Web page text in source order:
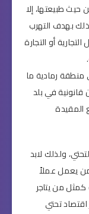
طبيعتها، إلا
بهدف التهرب
أو التجارة
.
منطقة رمادية ما
قانونية في بلد
المقيدة
ولذلك لابد
يعمل عملاً
كمثل من يتاجر
تحتي